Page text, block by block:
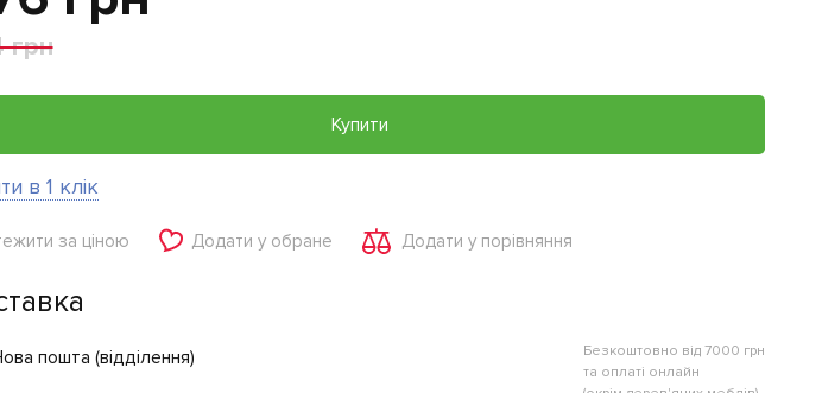
грн
Купити
в 1 клік
за ціною Додати у обране Додати у порівняння
пошта (відділення)
Безкоштовно від 7000 грн
та оплаті онлайн